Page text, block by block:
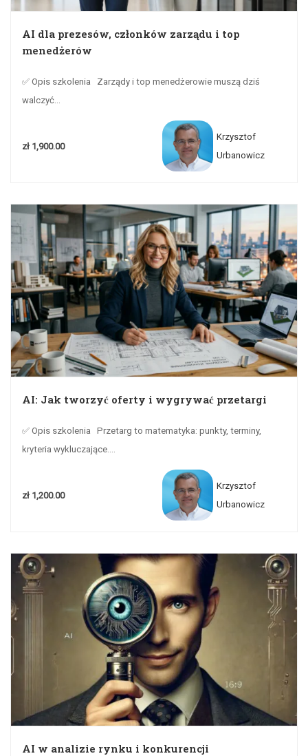
AI dla prezesów, członków zarządu i top
menedżerów
✅ Opis szkolenia Zarządy i top menedżerowie muszą dziś
walczyć...
zł 1,900.00
Krzysztof
Urbanowicz
AI: Jak tworzyć oferty i wygrywać przetargi
✅ Opis szkolenia Przetarg to matematyka: punkty, terminy,
kryteria wykluczające....
zł 1,200.00
Krzysztof
Urbanowicz
AI w analizie rynku i konkurencji